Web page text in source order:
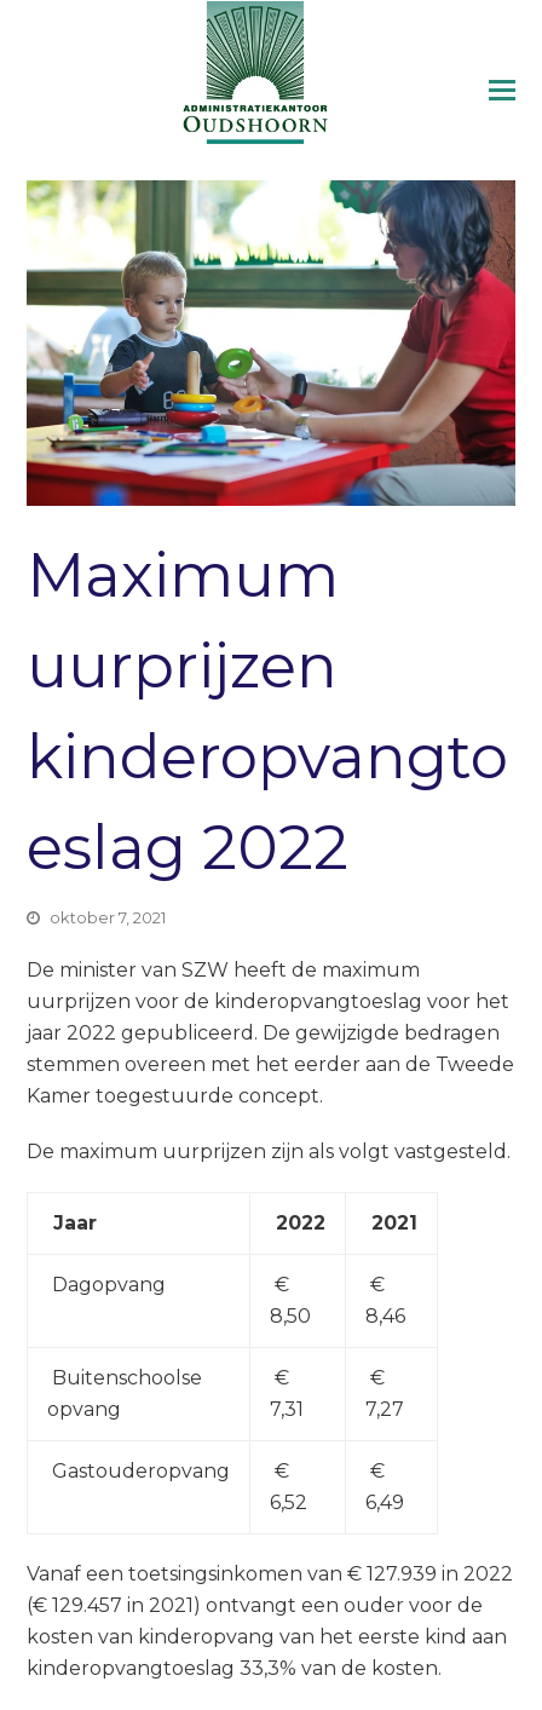
Maximum
uurprijzen
kinderopvangto
eslag 2022
oktober 7, 2021
De minister van SZW heeft de maximum
uurprijzen voor de kinderopvangtoeslag voor het
jaar 2022 gepubliceerd. De gewijzigde bedragen
stemmen overeen met het eerder aan de Tweede
Kamer toegestuurde concept.
De maximum uurprijzen zijn als volgt vastgesteld.
Jaar 2022 2021
Dagopvang
€
8,50
€
8,46
Buitenschoolse
opvang
€
7,31
€
7,27
Gastouderopvang
€
6,52
€
6,49
Vanaf een toetsingsinkomen van € 127.939 in 2022
(€ 129.457 in 2021) ontvangt een ouder voor de
kosten van kinderopvang van het eerste kind aan
kinderopvangtoeslag 33,3% van de kosten.